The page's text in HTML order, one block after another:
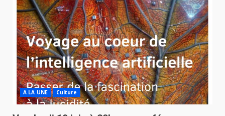
A LA UNE Culture